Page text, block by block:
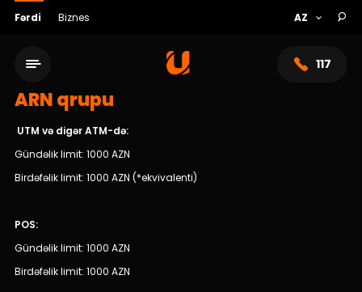
Fərdi Biznes
117
ARN qrupu
UTM və digər ATM-də:
Gündəlik limit: 1000 AZN
Birdəfəlik limit: 1000 AZN (*ekvivalenti)
POS:
Gündəlik limit: 1000 AZN
Birdəfəlik limit: 1000 AZN